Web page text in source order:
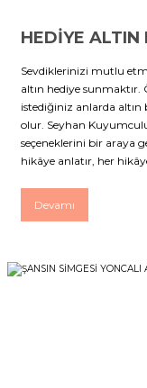
HEDİYE ALTIN
Sevdiklerinizi mutlu
altın hediye
istediğiniz anlarda altın
olur. Seyhan
seçeneklerini bir araya
hikâye anlatır, her
Devamı